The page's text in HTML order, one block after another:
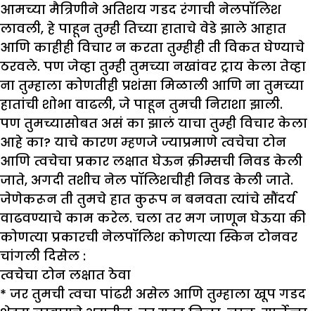
आमच्या मैत्रिणीने अतिशय गडद रंगाची नेलपॉलिश
लावली, हे पाहून तुम्ही तिच्या हाताचे वेडे झाले आहात
आणि काहीही विचार न करता तुम्हीही ती विकत घेण्याचे
ठरवले. पण जेव्हा तुम्ही तुमच्या नखांवर ट्राय केला तेव्हा
ना तुम्हाला कोणतीही प्रशंसा मिळाली आणि ना तुमच्या
हातांची शोभा वाढली, जे पाहून तुमची निराशा झाली.
पण तुमच्यासोबत असं का झालं याचा तुम्ही विचार केला
आहे का? याचे कारण म्हणजे ज्याप्रमाणे त्वचेचा टोन
आणि त्वचेचा प्रकार लक्षात घेऊन क्रीम्सची निवड केली
जाते, अगदी तशीच नेल पॉलिशचीही निवड केली जाते.
जेणेकरून ती तुमचे हात कुरूप न बनवता त्यांचे सौंदर्य
वाढवण्याचे काम करेल. चला तर मग जाणून घेऊया की
कोणत्या प्रकारची नेलपॉलिश कोणत्या स्किन टोनवर
चांगली दिसेल :
त्वचेचा टोन लक्षात ठेवा
* जर तुमची त्वचा पांढरी असेल आणि तुम्हाला खूप गडद